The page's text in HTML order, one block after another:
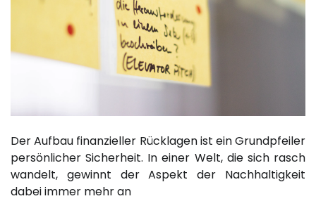
Der Aufbau finanzieller Rücklagen ist ein Grundpfeiler
persönlicher Sicherheit. In einer Welt, die sich rasch
wandelt, gewinnt der Aspekt der Nachhaltigkeit
dabei immer mehr an